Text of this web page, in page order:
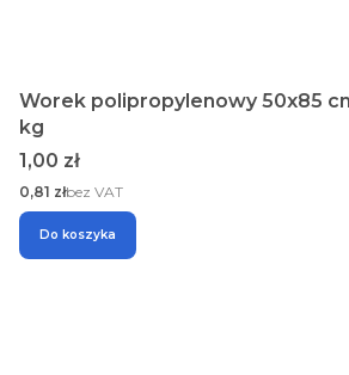
Worek polipropylenowy 50x85
kg
Cena
1,00 zł
Cena
0,81 złbez VAT
Do koszyka